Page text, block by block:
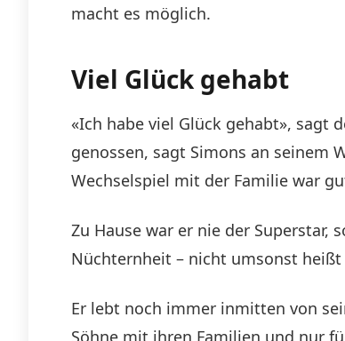
macht es möglich.
Viel Glück gehabt
«Ich habe viel Glück gehabt», sagt
genossen, sagt Simons an seinem
Wechselspiel mit der Familie war
Zu Hause war er nie der
Nüchternheit – nicht umsonst
Er lebt noch immer inmitten von
Söhne mit ihren Familien und nur